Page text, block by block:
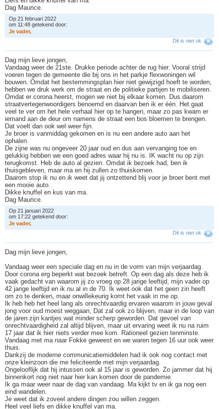
Dag Maurice.
Op 21 februari 2022
om 11:48 getekend door:
Je vader,
Dit is niet ok
Dag mijn lieve jongen,
Vandaag weer de 21ste. Drukke periode achter de rug hier. Vooral strijd
voeren tegen de gemeente die bij ons in het parkje flexwoningen wil
bouwen. Omdat het bestemmingsplan hier niet gewijzigd hoeft te worden,
hebben we druk werk om de straat en de politieke partijen te mobiliseren.
Omdat er corona heerst, mogen we niet bij elkaar komen. Dus daarom
straatvertegenwoordigers benoemd en daarvan ben ik er één. Het gaat
veel te ver om het hele verhaal hier op te hangen, maar zo pas kwam er
iemand aan de deur om namens de straat een bos bloemen te brengen.
Dat voelt dan ook wel weer fijn.
Je broer is vanmiddag gekomen en is nu een andere auto aan het
ophalen.
De zijne was nu ongeveer 20 jaar oud en dus aan vervanging toe en
gelukkig hebben we een goed adres waar hij nu is. IK wacht nu op zijn
terugkomst. Heb de auto al gezien. Omdat ik bezoek had, ben ik
thuisgebleven, maar ma en hij zullen zo thuiskomen.
Daarom stop ik nu en ik weet dat jij ontzettend blij voor je broer bent met
een mooie auto.
Dikke knuffel en kus van ma.
Dag Maurice.
Op 21 januari 2022
om 17:22 getekend door:
Je vader,
Dit is niet ok
Dag mijn lieve jongen,
Vandaag weer een speciale dag en nu in de vorm van mijn verjaardag.
Door corona erg beperkt wat bezoek betreft. Op een dag als deze heb ik
vaak gedacht van waarom jij zo vroeg op 28 jarige leeftijd, mijn vader op
42 jarige leeftijd en ik nu al in de 70. Ik weet ook dat het geen zin heeft
om zo te denken, maar onwillekeurig komt het vaak in me op.
Ik heb heb het heel lang als onrechtvaardig ervaren waarom in jouw geval
jong voor oud moest weggaan, Dat zal ook zo blijven, maar in de loop van
de jaren zijn kantjes wat minder scherp geworden. Dat gevoel van
onrechtvaardigheid zal altijd blijven, maar uit ervaring weet ik nu na ruim
17 jaar dat ik hier niets verder mee kom. Rationeel gezien tenminste.
Vandaag met ma naar Fokke geweest en we waren tegen 16 uur ook weer
thuis.
Dankzij de moderne communicatiemiddelen had ik ook nog contact met
onze kleinzoon die me feliciteerde met mijn verjaardag.
Ongelooflijk dat hij intussen ook al 15 jaar is geworden. Zo jammer dat hij
binnenkort nog niet naar hier kan komen door de pandemie.
Ik ga maar weer naar de dag van vandaag. Ma kijkt tv en ik ga nog een
eind wandelen.
Je weet dat ik zoveel andere dingen zou willen zeggen.
Heel veel liefs en dikke knuffel van ma.